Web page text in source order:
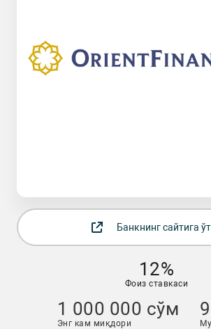
Банкнинг сайтига
12%
Фоиз ставкаси
1 000 000 сўм
Энг кам миқдори